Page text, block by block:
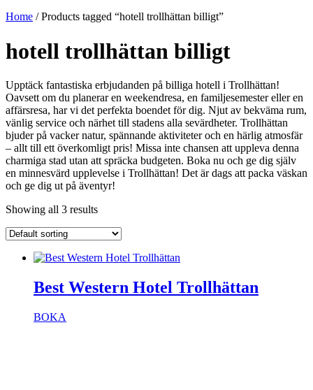
Home / Products tagged “hotell trollhättan billigt”
hotell trollhättan billigt
Upptäck fantastiska erbjudanden på billiga hotell i Trollhättan!
Oavsett om du planerar en weekendresa, en familjesemester eller en
affärsresa, har vi det perfekta boendet för dig. Njut av bekväma rum,
vänlig service och närhet till stadens alla sevärdheter. Trollhättan
bjuder på vacker natur, spännande aktiviteter och en härlig atmosfär
– allt till ett överkomligt pris! Missa inte chansen att uppleva denna
charmiga stad utan att spräcka budgeten. Boka nu och ge dig själv
en minnesvärd upplevelse i Trollhättan! Det är dags att packa väskan
och ge dig ut på äventyr!
Showing all 3 results
Best Western Hotel Trollhättan
BOKA